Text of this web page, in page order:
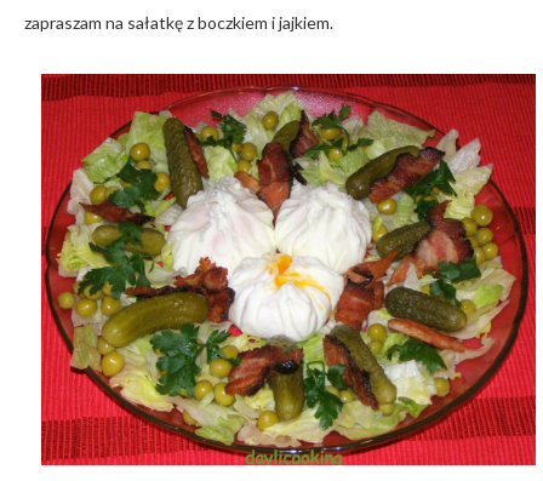
zapraszam na sałatkę z boczkiem i jajkiem.